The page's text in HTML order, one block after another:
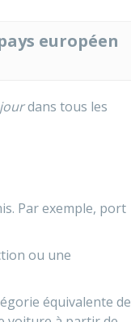
européen
dans tous les
Par exemple, port
ou une
équivalente de